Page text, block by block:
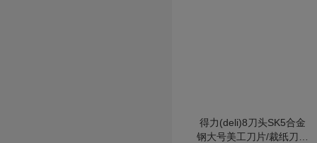
得力(deli)8刀头SK5合金
钢大号美工刀片/裁纸刀片